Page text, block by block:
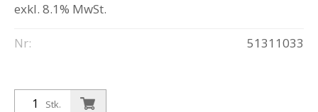
exkl. 8.1% MwSt.
Nr: 51311033
Stk.